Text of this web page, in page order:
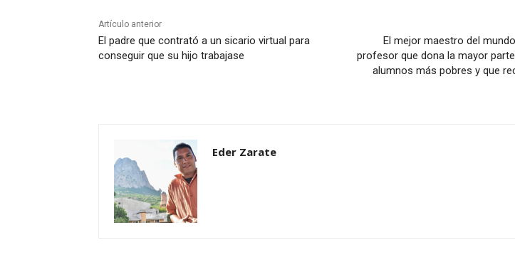
Artículo anterior
El padre que contrató a un sicario virtual para
conseguir que su hijo trabajase
El mejor maestro del
profesor que dona la mayor
alumnos más pobres y que
Eder Zarate